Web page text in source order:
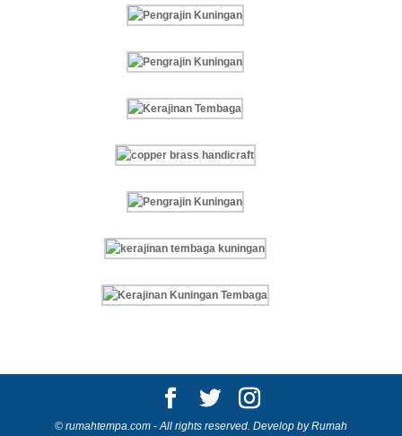
© rumahtempa.com - All rights reserved. Develop by Rumah